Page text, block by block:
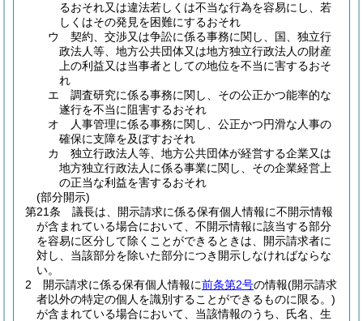
るおそれ又は違法若しくは不当な行為を容易にし、若
しくはその発見を困難にするおそれ
ウ
契約、交渉又は争訟に係る事務に関し、国、独立行
政法人等、地方公共団体又は地方独立行政法人の財産
上の利益又は当事者としての地位を不当に害するおそ
れ
エ
調査研究に係る事務に関し、その公正かつ能率的な
遂行を不当に阻害するおそれ
オ
人事管理に係る事務に関し、公正かつ円滑な人事の
確保に支障を及ぼすおそれ
カ
独立行政法人等、地方公共団体が経営する企業又は
地方独立行政法人に係る事業に関し、その企業経営上
の正当な利益を害するおそれ
(部分開示)
第21条
議長は、開示請求に係る保有個人情報に不開示情報
が含まれている場合において、不開示情報に該当する部分
を容易に区分して除くことができるときは、開示請求者に
対し、当該部分を除いた部分につき開示しなければならな
い。
2
開示請求に係る保有個人情報に前条第2号の情報(開示請求
者以外の特定の個人を識別することができるものに限る。)
が含まれている場合において、当該情報のうち、氏名、生